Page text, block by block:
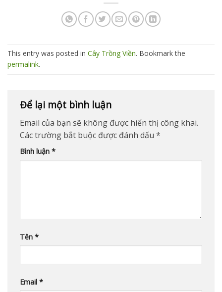
This entry was posted in Cây Trồng Viền. Bookmark the
permalink.
Để lại một bình luận
Email của bạn sẽ không được hiển thị công khai.
Các trường bắt buộc được đánh dấu *
Bình luận *
Tên *
Email *